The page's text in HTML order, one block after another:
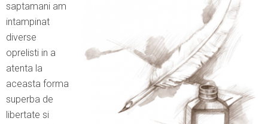
saptamani am
intampinat
diverse
oprelisti in a
atenta la
aceasta forma
superba de
libertate si